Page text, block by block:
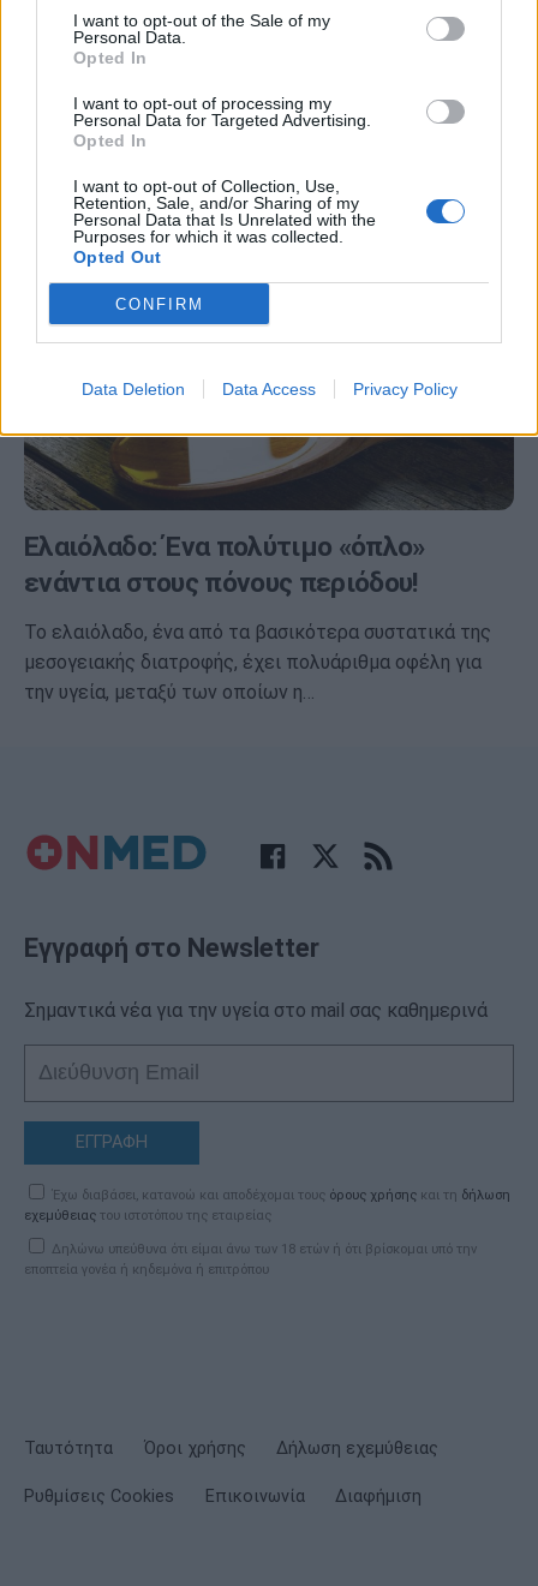
I want to opt-out of the Sale of my
Personal Data.
Opted In
I want to opt-out of processing my
Personal Data for Targeted Advertising.
Opted In
I want to opt-out of Collection, Use,
Retention, Sale, and/or Sharing of my
Personal Data that Is Unrelated with the
Purposes for which it was collected.
Opted Out
CONFIRM
Data Deletion Data Access Privacy Policy
πόνο στη μέση, την κράμπα, τον
πονοκέφαλο
Ορισμένοι πόνοι στο σώμα υποχωρούν χάρη στην
εφαρμογή πάγου, ενώ άλλοι αντιμετωπίζονται
Ελαιόλαδο: Ένα πολύτιμο «όπλο»
ενάντια στους πόνους περιόδου!
Το ελαιόλαδο, ένα από τα βασικότερα συστατικά της
μεσογειακής διατροφής, έχει πολυάριθμα οφέλη για
την υγεία, μεταξύ των οποίων η…
Εγγραφή στο Newsletter
Σημαντικά νέα για την υγεία στο mail σας καθημερινά
ΕΓΓΡΑΦΗ
Έχω διαβάσει, κατανοώ και αποδέχομαι τους όρους χρήσης και τη δήλωση
εχεμύθειας του ιστοτόπου της εταιρείας
Δηλώνω υπεύθυνα ότι είμαι άνω των 18 ετών ή ότι βρίσκομαι υπό την
εποπτεία γονέα ή κηδεμόνα ή επιτρόπου
Ταυτότητα Όροι χρήσης Δήλωση εχεμύθειας
Ρυθμίσεις Cookies Επικοινωνία Διαφήμιση